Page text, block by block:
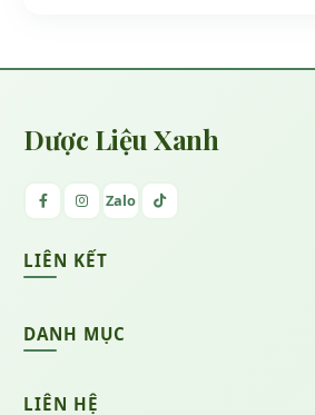
Dược Liệu Xanh
Zalo
LIÊN KẾT
DANH MỤC
LIÊN HỆ